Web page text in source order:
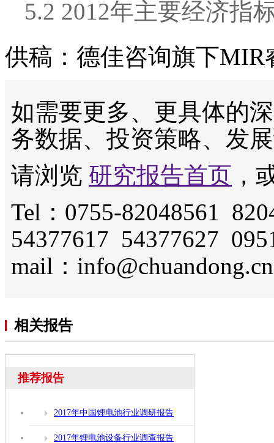
5.2 2012年主要经济指
供稿：德佳咨询旗下MIR
如需要更多、更具体的
务数据、投资策略、发
请浏览 研究报告首页 ，
Tel：0755-82048561
54377617 54377627
mail：info@chuandong.cn
相关报告
推荐报告
2017年中国锂电池行业调研报告
2017年锂电池设备行业调查报告